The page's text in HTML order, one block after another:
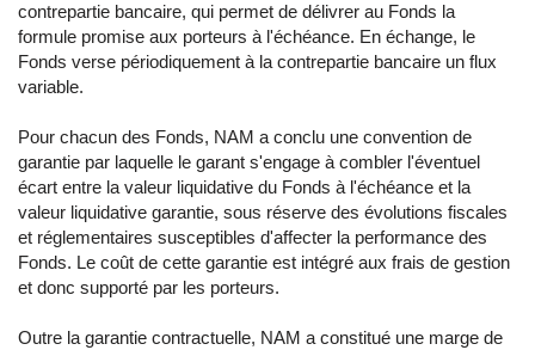
contrepartie bancaire, qui permet de délivrer au Fonds la
formule promise aux porteurs à l'échéance. En échange, le
Fonds verse périodiquement à la contrepartie bancaire un flux
variable.
Pour chacun des Fonds, NAM a conclu une convention de
garantie par laquelle le garant s'engage à combler l'éventuel
écart entre la valeur liquidative du Fonds à l'échéance et la
valeur liquidative garantie, sous réserve des évolutions fiscales
et réglementaires susceptibles d'affecter la performance des
Fonds. Le coût de cette garantie est intégré aux frais de gestion
et donc supporté par les porteurs.
Outre la garantie contractuelle, NAM a constitué une marge de